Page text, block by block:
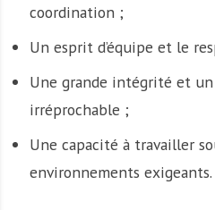
coordination ;
Un esprit d’équipe et le
Une grande intégrité et
irréprochable ;
Une capacité à travailler
environnements exigeants.